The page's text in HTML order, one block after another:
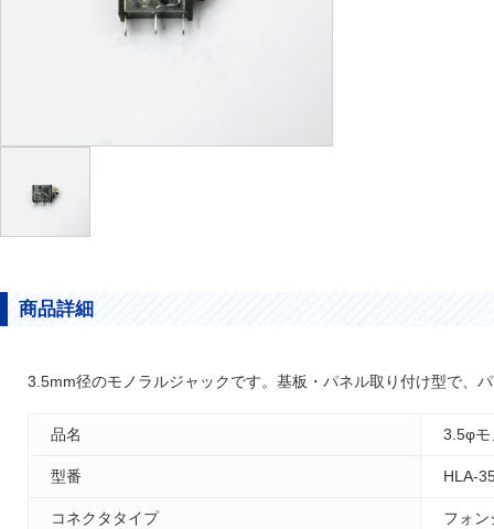
商品詳細
3.5mm径のモノラルジャックです。基板・パネル取り付け型で、
品名 3.5φモ
型番 HLA-
コネクタタイプ フォン